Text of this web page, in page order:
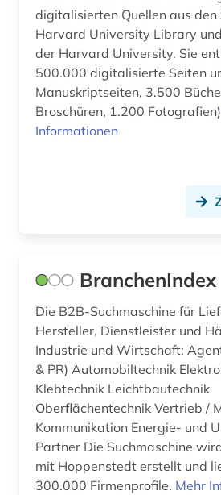
plakat (1)
podcast (1)
polen (1)
politik (48)
primärquelle (1)
propaganda (1)
prozessmanagement (1)
psychologie (3)
public health (1)
pädagogik (2)
digitalisierten Quellen aus den
Harvard University Library
der Harvard University. Sie
500.000 digitalisierte Seiten
Manuskriptseiten, 3.500
Broschüren, 1.200
Informationen
BranchenIndex
Die B2B-Suchmaschine für
Hersteller, Dienstleister und
Industrie und Wirtschaft:
& PR) Automobiltechnik
Klebtechnik Leichtbautechnik
Oberflächentechnik Vertrieb /
Kommunikation Energie- und
Partner Die Suchmaschine wird in Kooperation
mit Hoppenstedt erstellt und
300.000 Firmenprofile. Mehr